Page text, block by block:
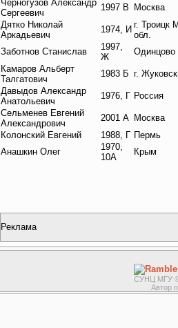
Черногузов Александр
Сергеевич
1997 В
Москва
Дятко Николай
Аркадьевич
1974, И г. Троицк
обл.
Заботнов Станислав
1997,
Ж
Одинцово
Камаров Альберт
Талгатович
1983 Б г.
Давыдов Александр
Анатольевич
1976, Г Россия
Сельменев Евгений
Александрович
2001 А Москва
Колонский Евгений
1988, Г Пермь
Анашкин Олег
1970,
10А
Крым
Реклама
СУНЦ МГУ ©
Автор